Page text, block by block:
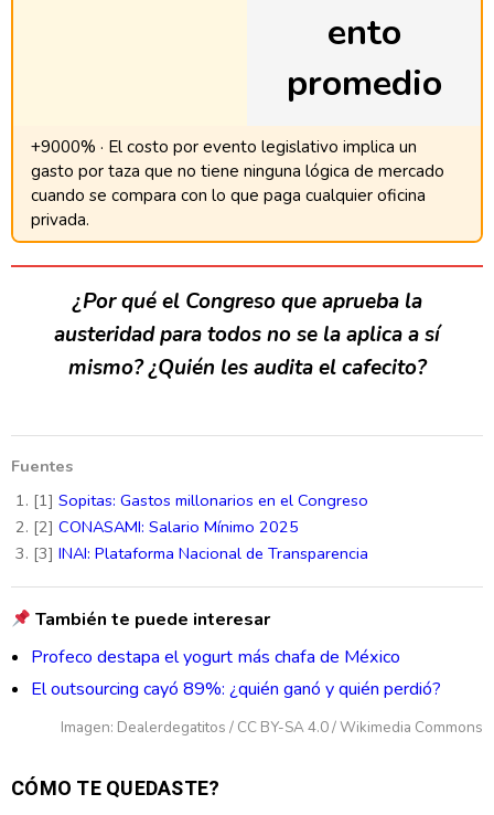
ento
promedio
+9000% · El costo por evento legislativo implica un
gasto por taza que no tiene ninguna lógica de mercado
cuando se compara con lo que paga cualquier oficina
privada.
¿Por qué el Congreso que aprueba la
austeridad para todos no se la aplica a sí
mismo? ¿Quién les audita el cafecito?
Fuentes
[1] Sopitas: Gastos millonarios en el Congreso
[2] CONASAMI: Salario Mínimo 2025
[3] INAI: Plataforma Nacional de Transparencia
También te puede interesar
Profeco destapa el yogurt más chafa de México
El outsourcing cayó 89%: ¿quién ganó y quién perdió?
Imagen: Dealerdegatitos / CC BY-SA 4.0 / Wikimedia Commons
CÓMO TE QUEDASTE?